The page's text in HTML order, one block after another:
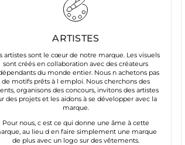
ARTISTES
artistes sont le cœur de notre marque. Les visuels
sont créés en collaboration avec des créateurs
du monde entier. Nous n achetons pas
de motifs prêts à l emploi. Nous cherchons des
organisons des concours, invitons des artistes
des projets et les aidons à se développer avec la
marque.
Pour nous, c est ce qui donne une âme à cette
au lieu d en faire simplement une marque
de plus avec un logo sur des vêtements.